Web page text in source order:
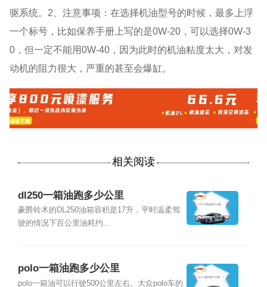
驱系统。2、注意事项：在选择机油型号的时候，最多上浮
一个标号，比如保养手册上写的是0W-20，可以选择0W-3
0，但一定不能用0W-40，因为此时的机油粘度太大，对发
动机的阻力很大，严重的甚至会爆缸。
相关阅读
dl250一箱油跑多少公里
豪爵铃木的DL250油箱容积是17升，平时温柔驾
驶的情况下百公里油耗约...
polo一箱油跑多少公里
polo一箱油可以行驶500公里左右。大众polo车的